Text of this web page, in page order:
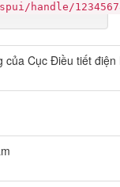
handle/
của Cục Điều tiết điện